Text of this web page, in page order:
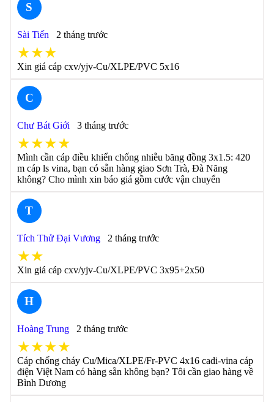
S
Sài Tiến 2 tháng trước
★★★
Xin giá cáp cxv/yjv-Cu/XLPE/PVC 5x16
C
Chư Bát Giới 3 tháng trước
★★★★
Mình cần cáp điều khiển chống nhiễu băng đồng 3x1.5: 420
m cáp ls vina, bạn có sẵn hàng giao Sơn Trà, Đà Năng
không? Cho mình xin báo giá gồm cước vận chuyển
T
Tích Thử Đại Vương 2 tháng trước
★★
Xin giá cáp cxv/yjv-Cu/XLPE/PVC 3x95+2x50
H
Hoàng Trung 2 tháng trước
★★★★
Cáp chống cháy Cu/Mica/XLPE/Fr-PVC 4x16 cadi-vina cáp
điện Việt Nam có hàng sẵn không bạn? Tôi cần giao hàng về
Bình Dương